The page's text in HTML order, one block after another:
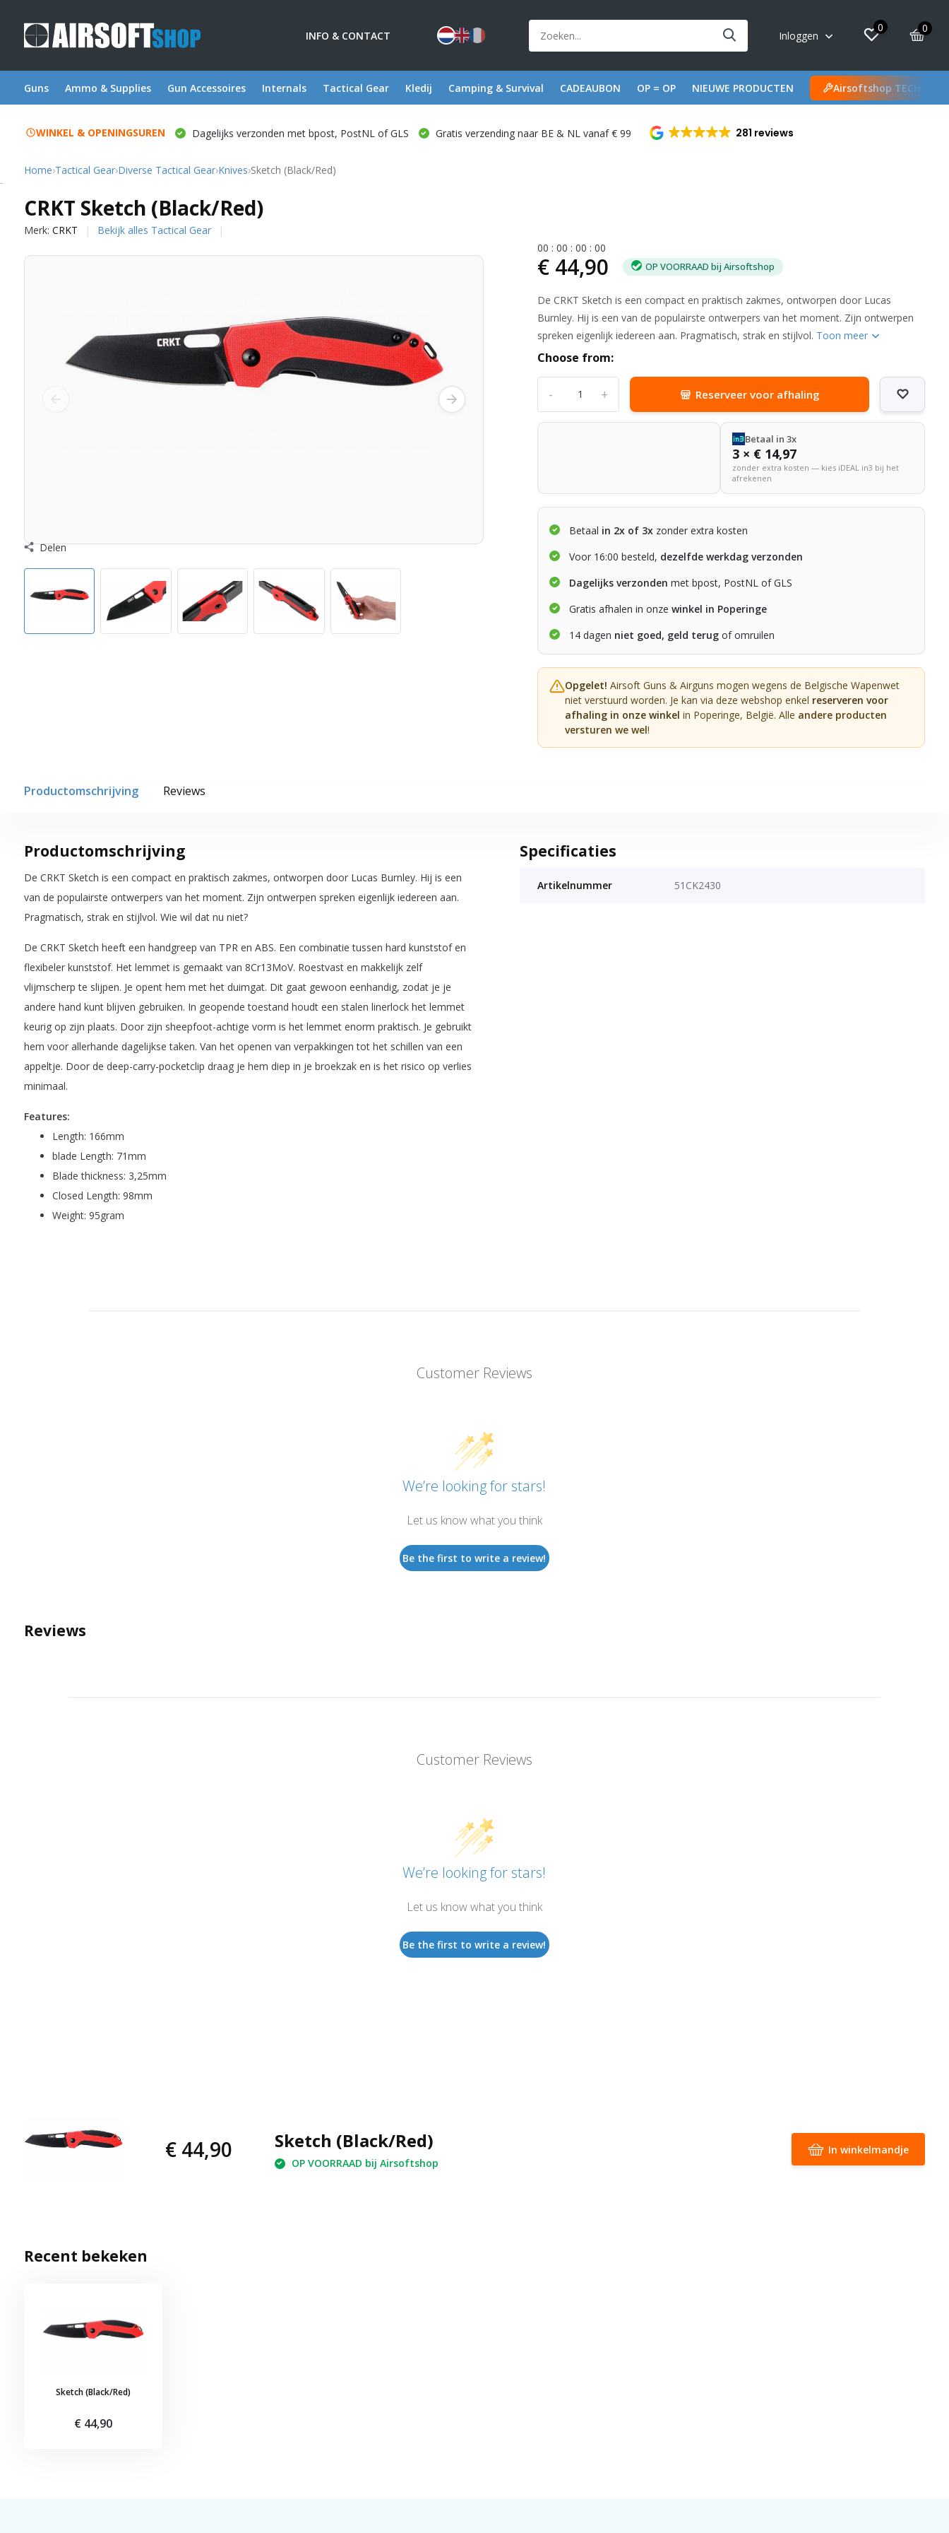
INFO & CONTACT Inloggen
0 0
Guns Ammo & Supplies Gun Accessoires Internals Tactical Gear Kledij Camping & Survival CADEAUBON OP = OP NIEUWE PRODUCTEN Airsoftshop TECH
WINKEL & OPENINGSUREN Dagelijks verzonden met bpost, PostNL of GLS Gratis verzending naar BE & NL vanaf € 99 281 reviews
Home›Tactical Gear›Diverse Tactical Gear›Knives›Sketch (Black/Red)
CRKT Sketch (Black/Red)
Merk: CRKT Bekijk alles Tactical Gear
Delen
00 :00 :00 :00
€ 44,90 OP VOORRAAD bij Airsoftshop
De CRKT Sketch is een compact en praktisch zakmes, ontworpen door Lucas
Burnley. Hij is een van de populairste ontwerpers van het moment. Zijn ontwerpen
spreken eigenlijk iedereen aan. Pragmatisch, strak en stijlvol. Toon meer
Choose from:
+
- Reserveer voor afhaling
Betaal in 3x
3 × € 14,97
zonder extra kosten — kies iDEAL in3 bij het
afrekenen
Betaal in 2x of 3x zonder extra kosten
Voor 16:00 besteld, dezelfde werkdag verzonden
Dagelijks verzonden met bpost, PostNL of GLS
Gratis afhalen in onzewinkel in Poperinge
14 dagen niet goed, geld terug of omruilen
Opgelet! Airsoft Guns & Airguns mogen wegens de Belgische Wapenwet
niet verstuurd worden. Je kan via deze webshop enkel reserveren voor
afhaling in onze winkel in Poperinge, België. Alle andere producten
versturen we wel!
Productomschrijving Reviews
Productomschrijving
De CRKT Sketch is een compact en praktisch zakmes, ontworpen door Lucas Burnley. Hij is een
van de populairste ontwerpers van het moment. Zijn ontwerpen spreken eigenlijk iedereen aan.
Pragmatisch, strak en stijlvol. Wie wil dat nu niet?
De CRKT Sketch heeft een handgreep van TPR en ABS. Een combinatie tussen hard kunststof en
flexibeler kunststof. Het lemmet is gemaakt van 8Cr13MoV. Roestvast en makkelijk zelf
vlijmscherp te slijpen. Je opent hem met het duimgat. Dit gaat gewoon eenhandig, zodat je je
andere hand kunt blijven gebruiken. In geopende toestand houdt een stalen linerlock het lemmet
keurig op zijn plaats. Door zijn sheepfoot-achtige vorm is het lemmet enorm praktisch. Je gebruikt
hem voor allerhande dagelijkse taken. Van het openen van verpakkingen tot het schillen van een
appeltje. Door de deep-carry-pocketclip draag je hem diep in je broekzak en is het risico op verlies
minimaal.
Features:
Length: 166mm
blade Length: 71mm
Blade thickness: 3,25mm
Closed Length: 98mm
Weight: 95gram
Specificaties
Artikelnummer 51CK2430
Customer Reviews
We’re looking for stars!
Let us know what you think
Be the first to write a review!
Reviews
Customer Reviews
We’re looking for stars!
Let us know what you think
Be the first to write a review!
€ 44,90 Sketch (Black/Red)
OP VOORRAAD bij Airsoftshop
In winkelmandje
Recent bekeken
Sketch (Black/Red)
€ 44,90